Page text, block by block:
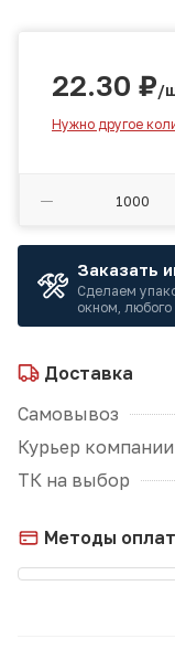
22.30 ₽/
Нужно другое
Заказать
Сделаем
окном, любого
Доставка
Самовывоз
Курьер компании
ТК на выбор
Методы